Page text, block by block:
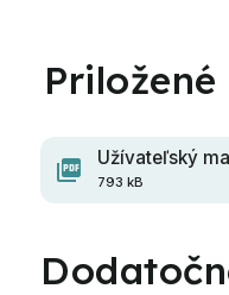
Užívateľský
793 kB